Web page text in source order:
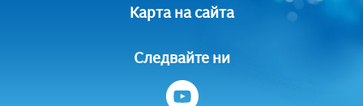
Карта на сайта
Следвайте ни